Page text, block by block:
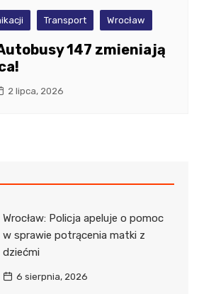
Transport Wrocław
147 zmieniają
2 lipca, 2026
Wrocław: Policja apeluje o pomoc
w sprawie potrącenia matki z
dziećmi
6 sierpnia, 2026